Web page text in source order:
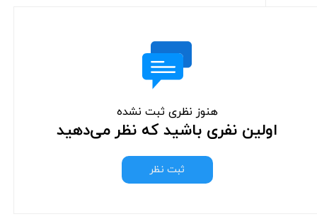
هنوز نظری ثبت نشده
اولین نفری باشید که نظر می‌دهید
ثبت نظر